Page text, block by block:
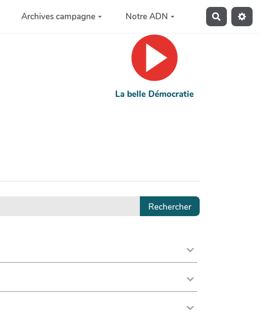
Archives campagne Notre ADN
La belle Démocratie